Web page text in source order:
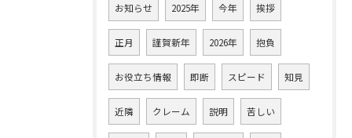
お知らせ 2025年 今年 挨拶
正月 謹賀新年 2026年 抱負
お役立ち情報 即断 スピード 知見
近隣 クレーム 説明 苦しい